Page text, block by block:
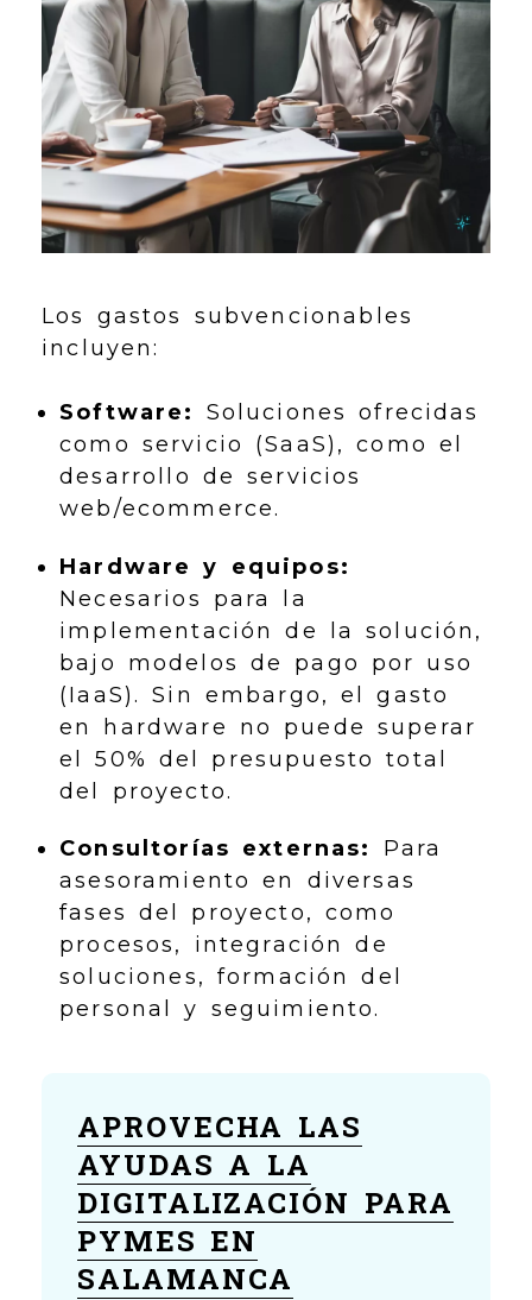
Los gastos subvencionables
incluyen:
Software:
Soluciones ofrecidas
como servicio (SaaS), como el
desarrollo de servicios
web/ecommerce.
Hardware y equipos:
Necesarios para la
implementación de la solución,
bajo modelos de pago por uso
(IaaS). Sin embargo, el gasto
en hardware no puede superar
el 50% del presupuesto total
del proyecto.
Consultorías externas:
Para
asesoramiento en diversas
fases del proyecto, como
procesos, integración de
soluciones, formación del
personal y seguimiento.
APROVECHA LAS
AYUDAS A LA
DIGITALIZACIÓN PARA
PYMES EN
SALAMANCA